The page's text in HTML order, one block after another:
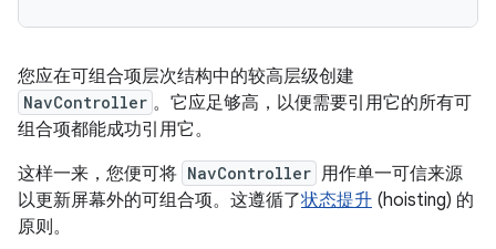
您应在可组合项层次结构中的较高层级创建
NavController 。它应足够高，以便需要引用它的所有可
组合项都能成功引用它。
这样一来，您便可将 NavController 用作单一可信来源
以更新屏幕外的可组合项。这遵循了状态提升 (hoisting) 的
原则。